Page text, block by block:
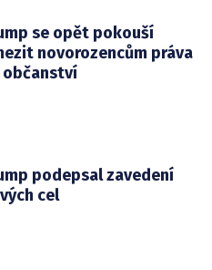
se opět pokouší
novorozencům práva
občanství
podepsal zavedení
cel